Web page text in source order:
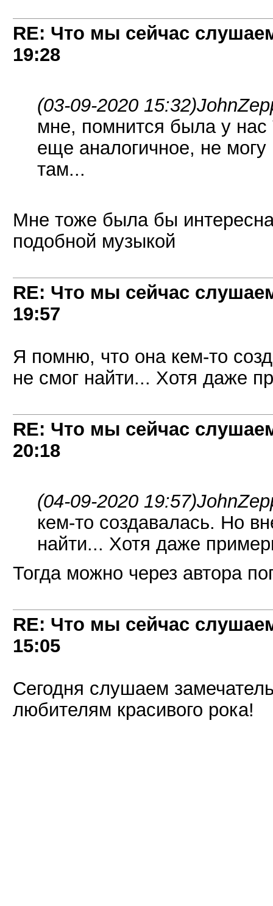
RE: Что мы сейчас
19:28
(03-09-2020 15:32)
мне, помнится была у
еще аналогичное, не
там...
Мне тоже была бы
подобной музыкой
RE: Что мы сейчас
19:57
Я помню, что она кем-то
не смог найти... Хотя даже
RE: Что мы сейчас
20:18
(04-09-2020 19:57)
кем-то создавалась. Но
найти... Хотя даже
Тогда можно через автора
RE: Что мы сейчас
15:05
Сегодня слушаем
любителям красивого рока!